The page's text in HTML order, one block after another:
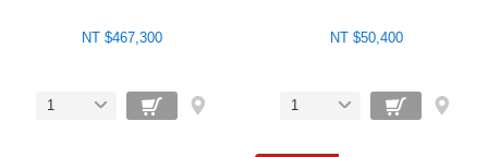
NT $467,300
1
NT $50,400
1